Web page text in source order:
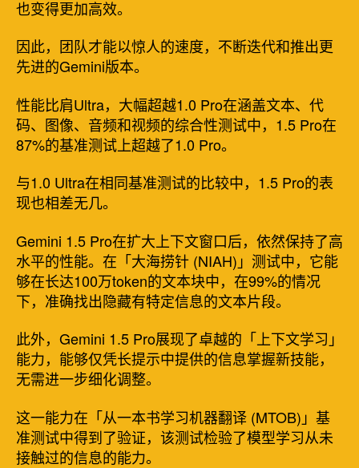
也变得更加高效。
因此，团队才能以惊人的速度，不断迭代和推出更
先进的Gemini版本。
性能比肩Ultra，大幅超越1.0 Pro在涵盖文本、代
码、图像、音频和视频的综合性测试中，1.5 Pro在
87%的基准测试上超越了1.0 Pro。
与1.0 Ultra在相同基准测试的比较中，1.5 Pro的表
现也相差无几。
Gemini 1.5 Pro在扩大上下文窗口后，依然保持了高
水平的性能。在「大海捞针 (NIAH)」测试中，它能
够在长达100万token的文本块中，在99%的情况
下，准确找出隐藏有特定信息的文本片段。
此外，Gemini 1.5 Pro展现了卓越的「上下文学习」
能力，能够仅凭长提示中提供的信息掌握新技能，
无需进一步细化调整。
这一能力在「从一本书学习机器翻译 (MTOB)」基
准测试中得到了验证，该测试检验了模型学习从未
接触过的信息的能力。